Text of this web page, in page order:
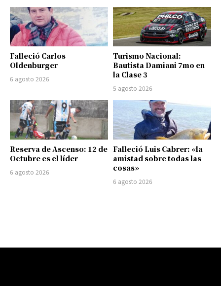
Falleció Carlos
Oldenburger
6 agosto 2026
Turismo Nacional:
Bautista Damiani 7mo en
la Clase 3
5 agosto 2026
Reserva de Ascenso: 12 de
Octubre es el líder
6 agosto 2026
Falleció Luis Cabrer: «la
amistad sobre todas las
cosas»
6 agosto 2026